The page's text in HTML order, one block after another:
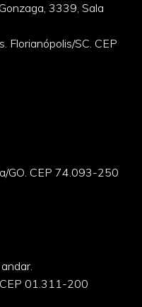
3339, Sala
Florianópolis/SC. CEP
GO. CEP 74.093-250
CEP 01.311-200